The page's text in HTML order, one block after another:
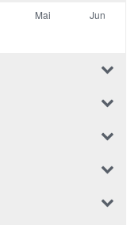
Mai
Jun